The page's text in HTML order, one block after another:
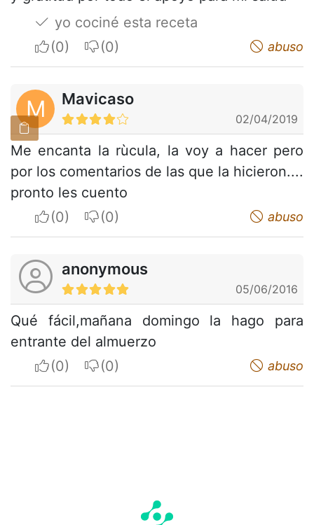
yo cociné esta receta
I apreciateI do not appreciate abuso
M Mavicaso
02/04/2019
Me encanta la rùcula, la voy a hacer pero
por los comentarios de las que la hicieron....
pronto les cuento
I apreciateI do not appreciate abuso
anonymous
05/06/2016
Qué fácil,mañana domingo la hago para
entrante del almuerzo
I apreciateI do not appreciate abuso